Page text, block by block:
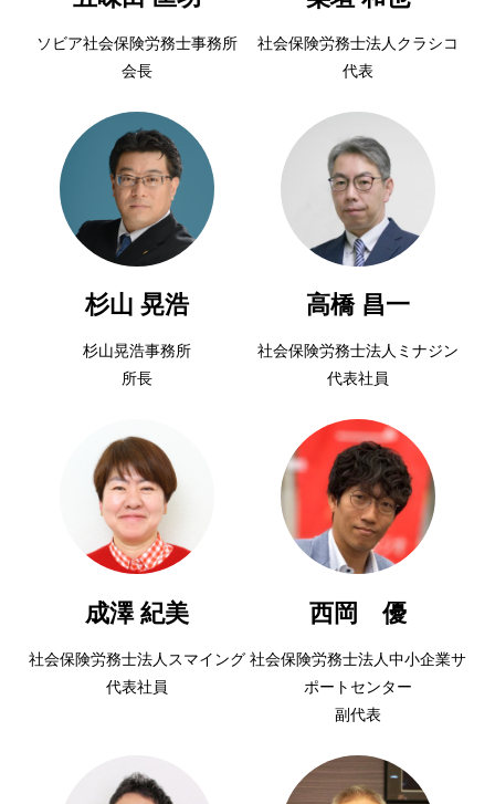
ソビア社会保険労務士事務所
会長
社会保険労務士法人クラシコ
代表
杉山 晃浩
杉山晃浩事務所
所長
高橋 昌一
社会保険労務士法人ミナジン
代表社員
成澤 紀美
社会保険労務士法人スマイング
代表社員
西岡 優
社会保険労務士法人中小企業サ
ポートセンター
副代表